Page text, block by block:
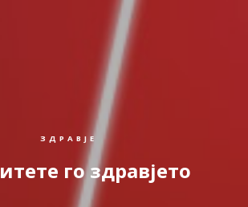
ЗДРАВЈЕ
го здравјето